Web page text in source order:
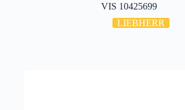
VIS 10425699
LIEBHERR